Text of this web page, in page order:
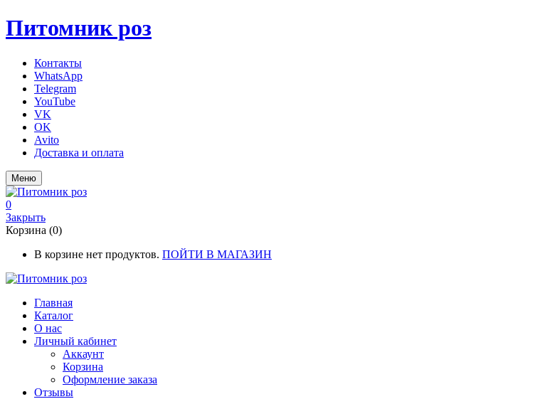
Питомник роз
Контакты
WhatsApp
Telegram
YouTube
VK
OK
Avito
Доставка и оплата
Меню
0
Закрыть
Корзина (0)
В корзине нет продуктов. ПОЙТИ В МАГАЗИН
Главная
Каталог
О нас
Личный кабинет
Аккаунт
Корзина
Оформление заказа
Отзывы